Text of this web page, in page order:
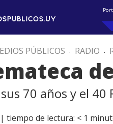
PÚBLICOS . RADIO .
70 años y el
tiempo de lectura: < 1